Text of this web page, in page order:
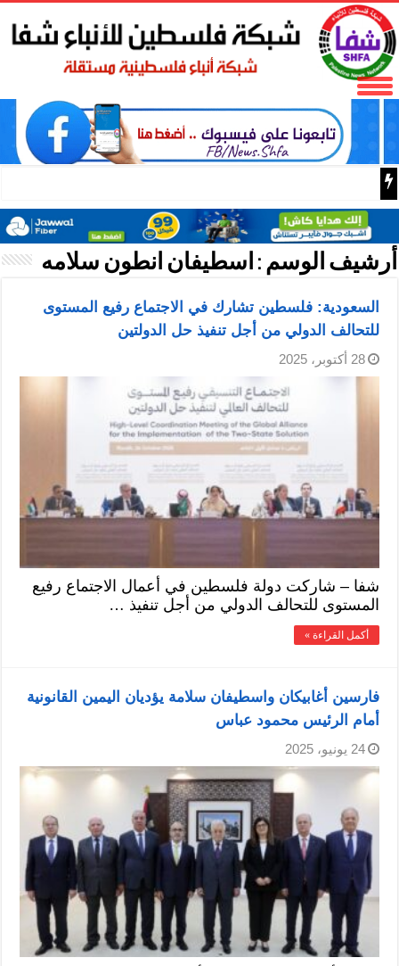
فتح تنعى المناضل نايف خويطر نائب أمين سر إقليم شرق
أرشيف الوسم : اسطيفان انطون سلامه
السعودية: فلسطين تشارك في الاجتماع رفيع المستوى
للتحالف الدولي من أجل تنفيذ حل الدولتين
28 أكتوبر، 2025
شفا – شاركت دولة فلسطين في أعمال الاجتماع رفيع
المستوى للتحالف الدولي من أجل تنفيذ …
أكمل القراءة »
فارسين أغابيكان واسطيفان سلامة يؤديان اليمين القانونية
أمام الرئيس محمود عباس
24 يونيو، 2025